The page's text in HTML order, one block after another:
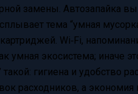
замены. Автозапайка
тема “умная
Wi‑Fi,
умная экосистема; иначе
гигиена и удобство
расходников, а